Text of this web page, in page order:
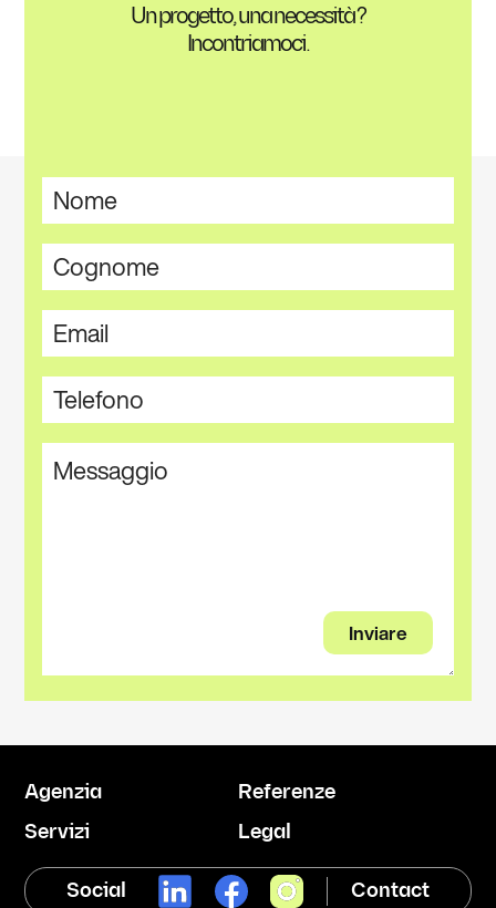
Un progetto, una necessità ?
Incontriamoci.
Agenzia
Servizi
Referenze
Legal
Social Contact